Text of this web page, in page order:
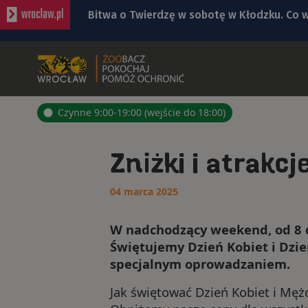
Bitwa o Twierdzę w sobotę w Kłodzku. Co
Rekordowa liczba uwag do planu
Na autostradzie A4 pod Wrocławiem
ZOO WROCŁAW -
Czynne 9:00-19:00 (wejście do 18:00)
Zniżki i
04 marca 2025
W nadchodzący weekend, od
Świętujemy Dzień Kobiet i
specjalnym oprowadzaniem.
Jak świętować Dzień Kobiet i